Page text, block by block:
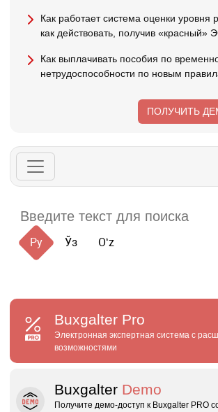
Как работает система оценки уровня
как действовать, получив «красный»
Как выплачивать пособия по
нетрудоспособности по новым
ПОЛУЧИТЬ
Ру Ўз Oʻz
Buxgalter Pro
Электронная экспертная система с
возможностями
Buxgalter Demo
Получите демо‑доступ к Buxgalter PRO